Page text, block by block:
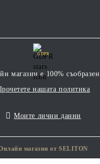
GDPR
магазин е 100%
нашата политика
Моите лични данни
магазин от SELITON